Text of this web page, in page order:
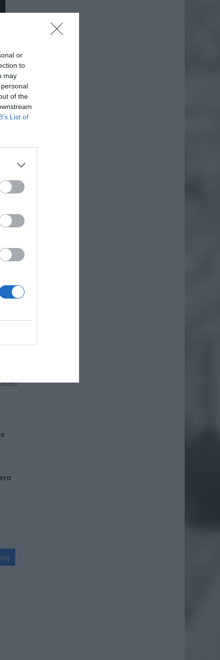
or
to
may
of the
List of